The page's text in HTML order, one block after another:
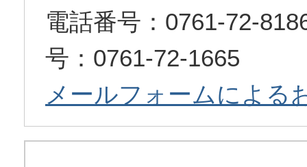
電話番号：0761-72-
号：0761-72-1665
メールフォームによる